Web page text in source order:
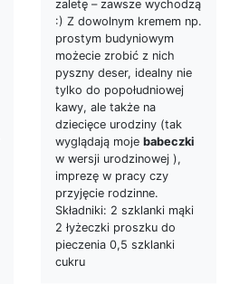
zaletę – zawsze wychodzą
:) Z dowolnym kremem np.
prostym budyniowym
możecie zrobić z nich
pyszny deser, idealny nie
tylko do popołudniowej
kawy, ale także na
dziecięce urodziny (tak
wyglądają moje babeczki
w wersji urodzinowej ),
imprezę w pracy czy
przyjęcie rodzinne.
Składniki: 2 szklanki mąki
2 łyżeczki proszku do
pieczenia 0,5 szklanki
cukru